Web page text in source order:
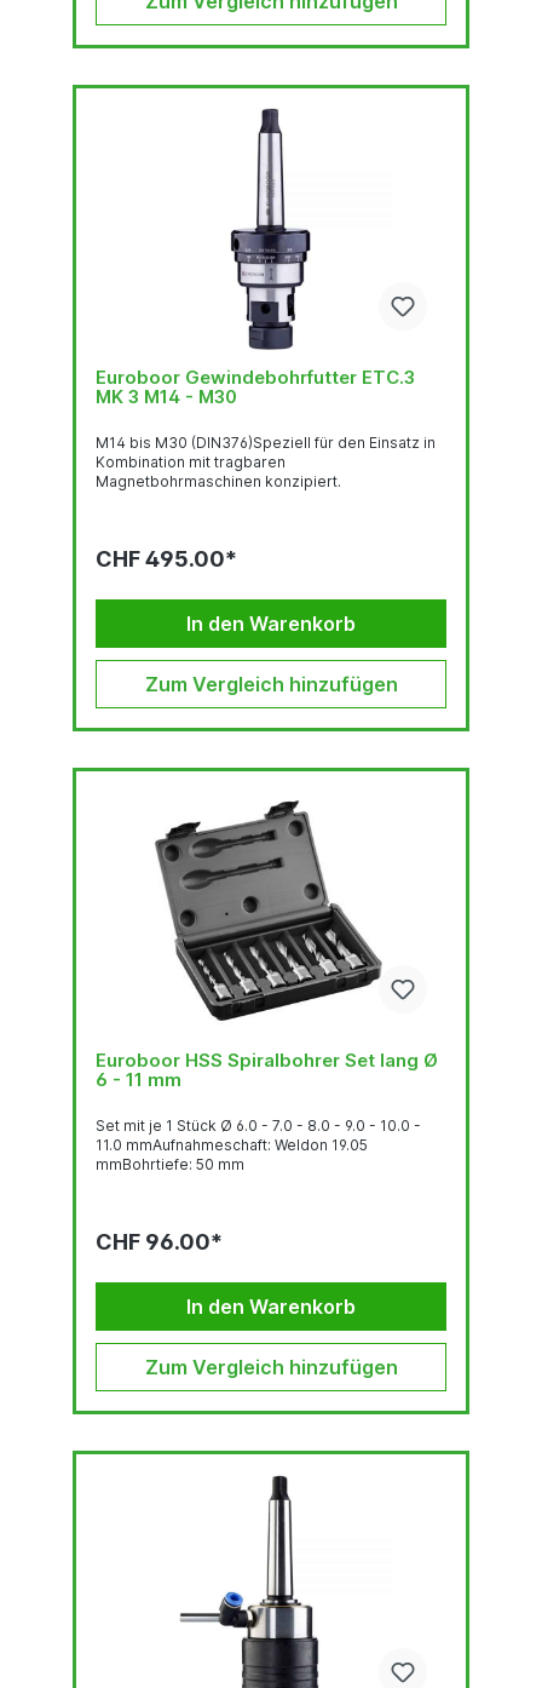
Euroboor Gewindebohrfutter ETC.3
MK 3 M14 - M30
M14 bis M30 (DIN376)Speziell für den Einsatz in
Kombination mit tragbaren
Magnetbohrmaschinen konzipiert.
CHF 495.00*
In den Warenkorb
Zum Vergleich hinzufügen
Euroboor HSS Spiralbohrer Set lang Ø
6 - 11 mm
Set mit je 1 Stück Ø 6.0 - 7.0 - 8.0 - 9.0 - 10.0 -
11.0 mmAufnahmeschaft: Weldon 19.05
mmBohrtiefe: 50 mm
CHF 96.00*
In den Warenkorb
Zum Vergleich hinzufügen